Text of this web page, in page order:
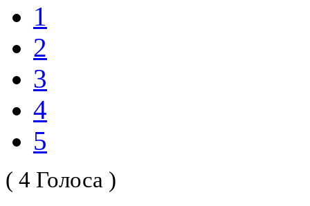
1
2
3
4
5
( 4 Голоса )